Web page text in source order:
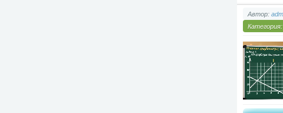
Автор:
Категория: